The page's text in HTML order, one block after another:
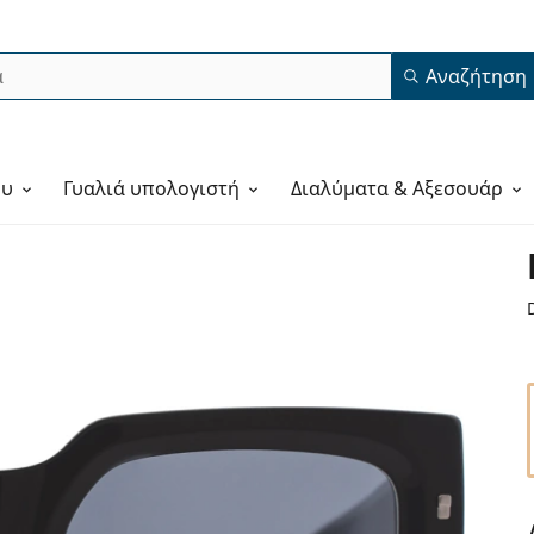
Αναζήτηση
Γυαλιά υπολογιστή Διαλύματα & Αξεσουάρ